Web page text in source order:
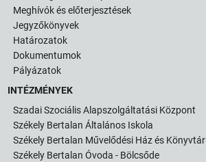
Meghívók és előterjesztések
Jegyzőkönyvek
Határozatok
Dokumentumok
Pályázatok
INTÉZMÉNYEK
Szadai Szociális Alapszolgáltatási Központ
Székely Bertalan Általános Iskola
Székely Bertalan Művelődési Ház és Könyvtár
Székely Bertalan Óvoda - Bölcsőde